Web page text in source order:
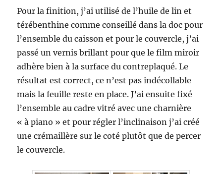
Pour la finition, j’ai utilisé de l’huile de lin et
térébenthine comme conseillé dans la doc pour
l’ensemble du caisson et pour le couvercle, j’ai
passé un vernis brillant pour que le film miroir
adhère bien à la surface du contreplaqué. Le
résultat est correct, ce n’est pas indécollable
mais la feuille reste en place. J’ai ensuite fixé
l’ensemble au cadre vitré avec une charnière
« à piano » et pour régler l’inclinaison j’ai créé
une crémaillère sur le coté plutôt que de percer
le couvercle.